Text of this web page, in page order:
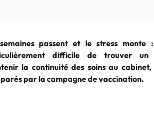
passent et le stress
difficile de trouver un
la continuité des soins au
par la campagne de vaccination.